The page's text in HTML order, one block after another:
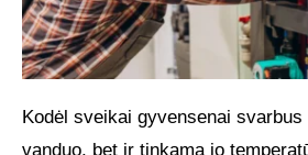
Kodėl sveikai gyvensenai
vanduo, bet ir tinkama jo